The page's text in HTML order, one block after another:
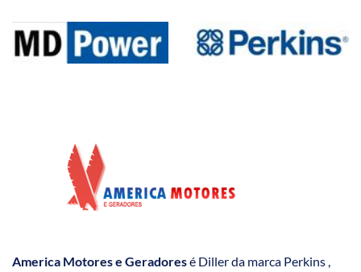
America Motores e Geradoresé Diller da marca Perkins ,